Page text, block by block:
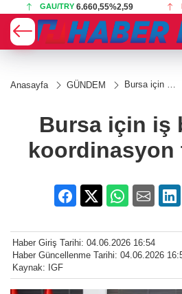
BIST 100 13.779,39%-0,14
Anasayfa GÜNDEM
Bursa için iş
toplantısı
Bursa için iş
koordinasyon
Haber Giriş Tarihi: 04.06.2026 16:54
Haber Güncellenme Tarihi: 04.06.2026
Kaynak: IGF